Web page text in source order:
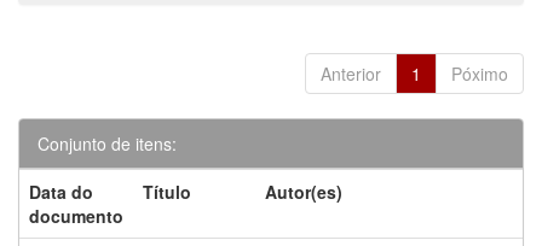
Anterior 1 Póximo
Conjunto de itens:
Data do
documento
Título Autor(es)